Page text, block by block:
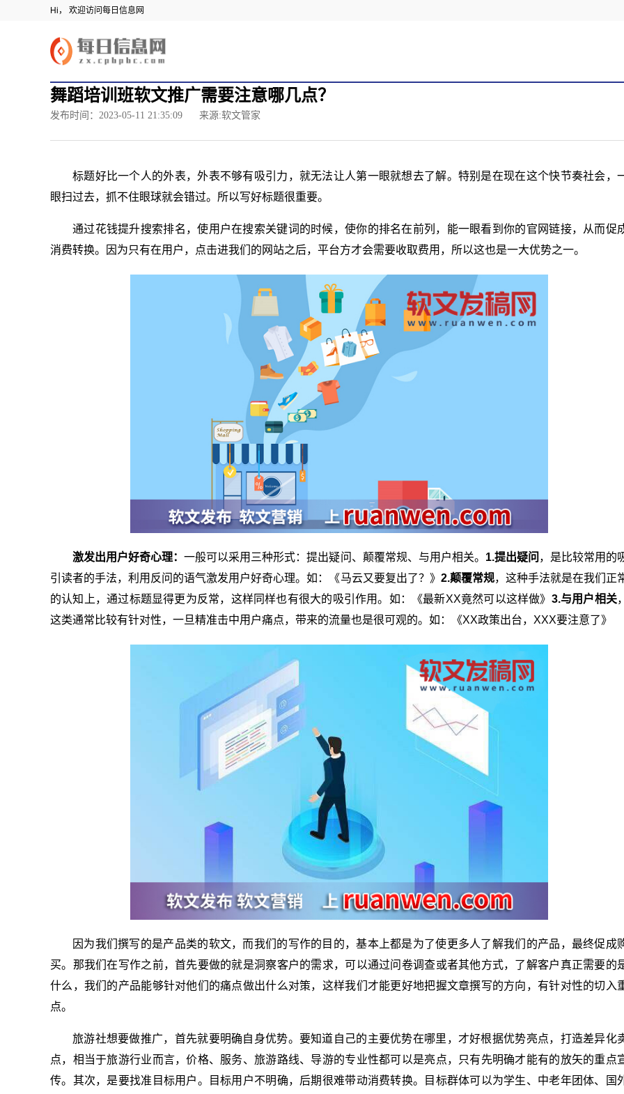
Hi， 欢迎访问每日信息网
舞蹈培训班软文推广需要注意哪几点？
发布时间：2023-05-11 21:35:09 来源:软文管家
标题好比一个人的外表，外表不够有吸引力，就无法让人第一眼就想去了解。特别是在现在这个快节奏社会，
眼扫过去，抓不住眼球就会错过。所以写好标题很重要。
通过花钱提升搜索排名，使用户在搜索关键词的时候，使你的排名在前列，能一眼看到你的官网链接，从而促
消费转换。因为只有在用户，点击进我们的网站之后，平台方才会需要收取费用，所以这也是一大优势之一。
激发出用户好奇心理：一般可以采用三种形式：提出疑问、颠覆常规、与用户相关。 1.提出疑问 ，是比较常用的
引读者的手法，利用反问的语气激发用户好奇心理。如：《马云又要复出了？》 2.颠覆常规，这种手法就是在我们正
的认知上，通过标题显得更为反常，这样同样也有很大的吸引作用。如：《最新XX竟然可以这样做》 3.与用户相关
这类通常比较有针对性，一旦精准击中用户痛点，带来的流量也是很可观的。如：《XX政策出台，XXX要注意了》
因为我们撰写的是产品类的软文，而我们的写作的目的，基本上都是为了使更多人了解我们的产品，最终促成
买。那我们在写作之前，首先要做的就是洞察客户的需求，可以通过问卷调查或者其他方式，了解客户真正需要的
什么，我们的产品能够针对他们的痛点做出什么对策，这样我们才能更好地把握文章撰写的方向，有针对性的切入
点。
旅游社想要做推广，首先就要明确自身优势。要知道自己的主要优势在哪里，才好根据优势亮点，打造差异化
点，相当于旅游行业而言，价格、服务、旅游路线、导游的专业性都可以是亮点，只有先明确才能有的放矢的重点
传。其次，是要找准目标用户。目标用户不明确，后期很难带动消费转换。目标群体可以为学生、中老年团体、国